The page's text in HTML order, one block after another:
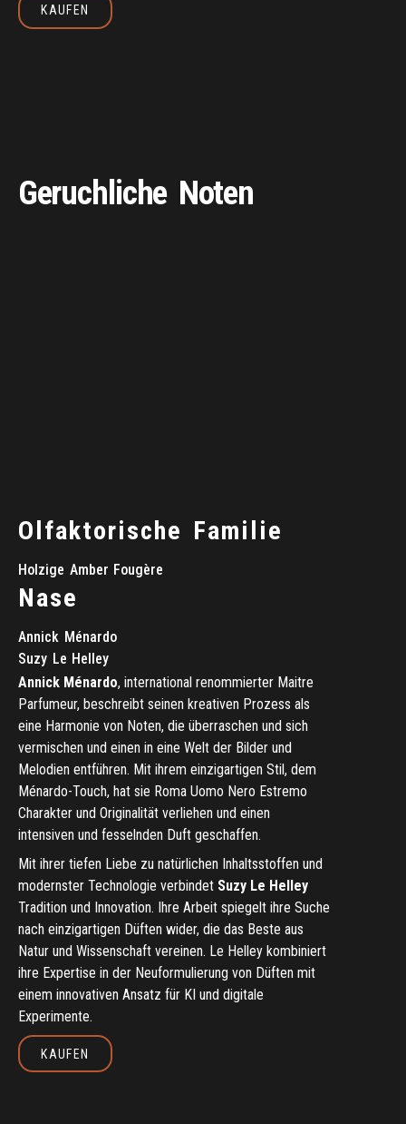
Kaufen
KAUFEN
Geruchliche Noten
Olfaktorische Familie
Holzige Amber Fougère
Nase
Annick Ménardo
Suzy Le Helley
Annick Ménardo, international renommierter Maitre
Parfumeur, beschreibt seinen kreativen Prozess als
eine Harmonie von Noten, die überraschen und sich
vermischen und einen in eine Welt der Bilder und
Melodien entführen. Mit ihrem einzigartigen Stil, dem
Ménardo-Touch, hat sie Roma Uomo Nero Estremo
Charakter und Originalität verliehen und einen
intensiven und fesselnden Duft geschaffen.
Mit ihrer tiefen Liebe zu natürlichen Inhaltsstoffen und
modernster Technologie verbindet Suzy Le Helley
Tradition und Innovation. Ihre Arbeit spiegelt ihre Suche
nach einzigartigen Düften wider, die das Beste aus
Natur und Wissenschaft vereinen. Le Helley kombiniert
ihre Expertise in der Neuformulierung von Düften mit
einem innovativen Ansatz für KI und digitale
Experimente.
Kaufen
KAUFEN